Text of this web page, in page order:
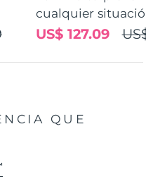
cualquier
US$ 127.09
QUE